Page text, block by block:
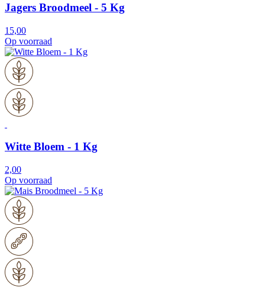
Jagers Broodmeel - 5 Kg
15,00
Op voorraad
Witte Bloem - 1 Kg
2,00
Op voorraad